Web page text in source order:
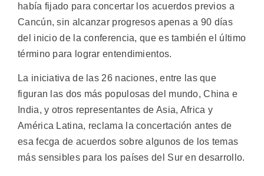
había fijado para concertar los acuerdos previos a
Cancún, sin alcanzar progresos apenas a 90 días
del inicio de la conferencia, que es también el último
término para lograr entendimientos.
La iniciativa de las 26 naciones, entre las que
figuran las dos más populosas del mundo, China e
India, y otros representantes de Asia, Africa y
América Latina, reclama la concertación antes de
esa fecga de acuerdos sobre algunos de los temas
más sensibles para los países del Sur en desarrollo.